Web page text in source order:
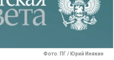
Фото: ПГ / Юрий Инякин